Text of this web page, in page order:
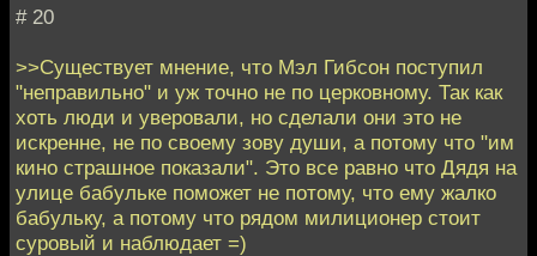
# 20
>>Существует мнение, что Мэл Гибсон поступил
"неправильно" и уж точно не по церковному. Так как
хоть люди и уверовали, но сделали они это не
искренне, не по своему зову души, а потому что "им
кино страшное показали". Это все равно что Дядя на
улице бабульке поможет не потому, что ему жалко
бабульку, а потому что рядом милиционер стоит
суровый и наблюдает =)